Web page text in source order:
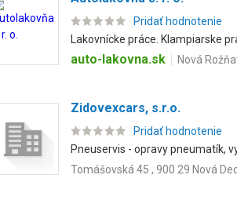
Pridať hodnotenie
Lakovnícke práce. Klampiarske
auto-lakovna.sk Nová
Zidovexcars, s.r.o.
Pridať hodnotenie
Pneuservis - opravy pneumatík,
Tomášovská 45 , 900 29 Nová